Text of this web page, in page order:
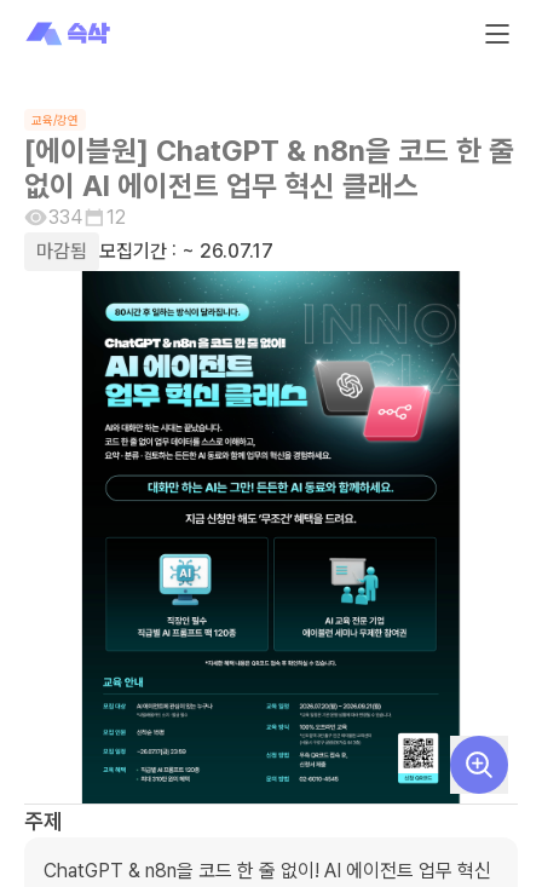
교육/강연
[에이블원] ChatGPT & n8n을 코드 한 줄
없이 AI 에이전트 업무 혁신 클래스
334
12
마감됨
모집기간 : ~ 26.07.17
주제
ChatGPT & n8n을 코드 한 줄 없이! AI 에이전트 업무 혁신